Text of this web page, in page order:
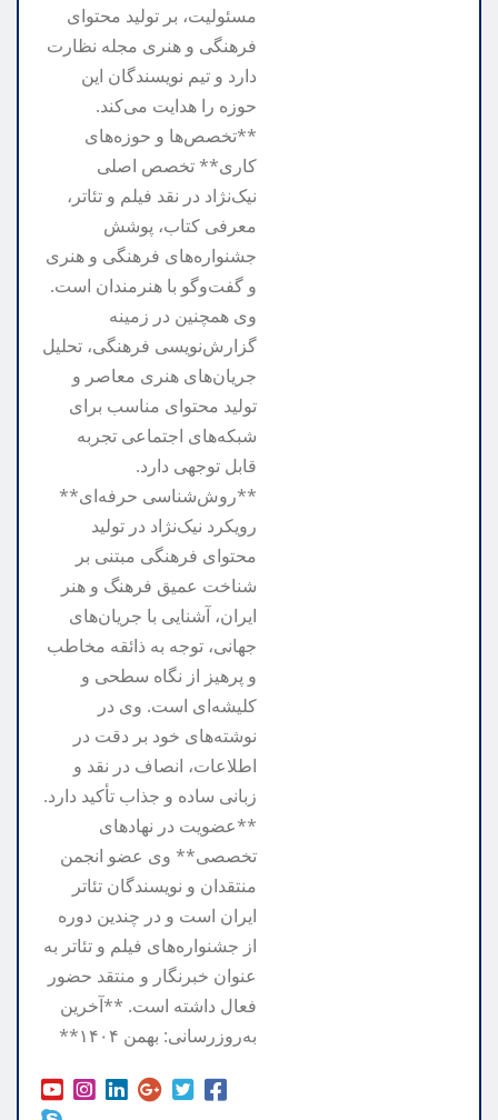
مسئولیت، بر تولید محتوای
فرهنگی و هنری مجله نظارت
دارد و تیم نویسندگان این
حوزه را هدایت می‌کند.
**تخصص‌ها و حوزه‌های
کاری** تخصص اصلی
نیک‌نژاد در نقد فیلم و تئاتر،
معرفی کتاب، پوشش
جشنواره‌های فرهنگی و هنری
و گفت‌وگو با هنرمندان است.
وی همچنین در زمینه
گزارش‌نویسی فرهنگی، تحلیل
جریان‌های هنری معاصر و
تولید محتوای مناسب برای
شبکه‌های اجتماعی تجربه
قابل توجهی دارد.
**روش‌شناسی حرفه‌ای**
رویکرد نیک‌نژاد در تولید
محتوای فرهنگی مبتنی بر
شناخت عمیق فرهنگ و هنر
ایران، آشنایی با جریان‌های
جهانی، توجه به ذائقه مخاطب
و پرهیز از نگاه سطحی و
کلیشه‌ای است. وی در
نوشته‌های خود بر دقت در
اطلاعات، انصاف در نقد و
زبانی ساده و جذاب تأکید دارد.
**عضویت در نهادهای
تخصصی** وی عضو انجمن
منتقدان و نویسندگان تئاتر
ایران است و در چندین دوره
از جشنواره‌های فیلم و تئاتر به
عنوان خبرنگار و منتقد حضور
فعال داشته است. **آخرین
به‌روزرسانی: بهمن ۱۴۰۴**